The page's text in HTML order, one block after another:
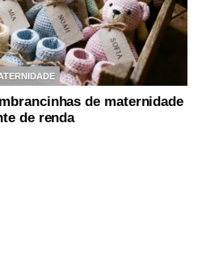
de maternidade
de renda